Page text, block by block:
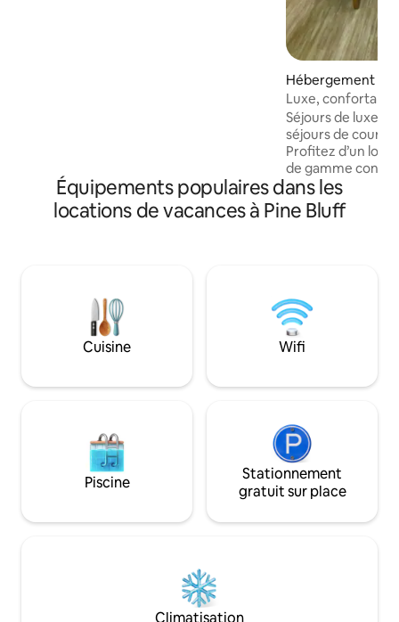
avions lu des informations sur le taux de
criminalité à LR, nous nous sommes
sentis en parfaite sécurité ici… Un
Hébergement ⋅
Luxe, confortable,
de bain !
Séjours de luxe |
séjours de courte
Profitez d’un
de gamme conçu
d’affaires, les
voyageurs de
recherche de
aménagé pour
Veuillez
pas responsables
d’électricité,
météorologiques,
maintenance
volonté
Équipements populaires dans les
locations de vacances à Pine Bluff
Cuisine Wifi
Piscine
Stationnement
gratuit sur place
Climatisation